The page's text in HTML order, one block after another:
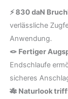
⚡ 830 daN
verlässliche
Anwendung.
🪢 Fertiger
Endschlaufe
sicheres
🎋 Naturlook
Menge